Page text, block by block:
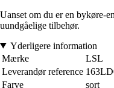
Uanset om du er en bykøre-
uundgåelige tilbehør.
Yderligere information
Mærke
LSL
Leverandør reference
Farve
sort